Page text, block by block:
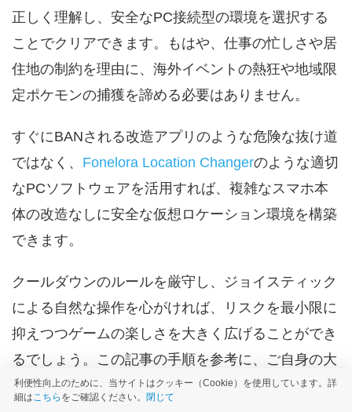
正しく理解し、安全なPC接続型の環境を選択する
ことでクリアできます。もはや、仕事の忙しさや居
住地の制約を理由に、海外イベントの熱狂や地域限
定ポケモンの捕獲を諦める必要はありません。
すぐにBANされる改造アプリのような危険な抜け道
ではなく、 Fonelora Location Changerのような適切
なPCソフトウェアを活用すれば、複雑なスマホ本
体の改造なしに安全な仮想ロケーション環境を構築
できます。
クールダウンのルールを厳守し、ジョイスティック
による自然な操作を心がければ、リスクを最小限に
抑えつつゲームの楽しさを大きく広げることができ
るでしょう。この記事の手順を参考に、ご自身の大
切なアカウントを守りながら、世界中を自由に駆け
利便性向上のために、当サイトはクッキー（Cookie）を使用しています。詳
細はこちら をご確認ください。 閉じて